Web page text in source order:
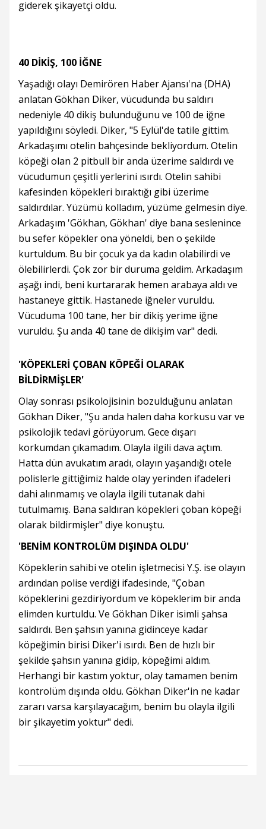
giderek şikayetçi oldu.
40 DİKİŞ, 100 İĞNE
Yaşadığı olayı Demirören Haber Ajansı'na (DHA)
anlatan Gökhan Diker, vücudunda bu saldırı
nedeniyle 40 dikiş bulunduğunu ve 100 de iğne
yapıldığını söyledi. Diker, "5 Eylül'de tatile gittim.
Arkadaşımı otelin bahçesinde bekliyordum. Otelin
köpeği olan 2 pitbull bir anda üzerime saldırdı ve
vücudumun çeşitli yerlerini ısırdı. Otelin sahibi
kafesinden köpekleri bıraktığı gibi üzerime
saldırdılar. Yüzümü kolladım, yüzüme gelmesin diye.
Arkadaşım 'Gökhan, Gökhan' diye bana seslenince
bu sefer köpekler ona yöneldi, ben o şekilde
kurtuldum. Bu bir çocuk ya da kadın olabilirdi ve
ölebilirlerdi. Çok zor bir duruma geldim. Arkadaşım
aşağı indi, beni kurtararak hemen arabaya aldı ve
hastaneye gittik. Hastanede iğneler vuruldu.
Vücuduma 100 tane, her bir dikiş yerime iğne
vuruldu. Şu anda 40 tane de dikişim var" dedi.
'KÖPEKLERİ ÇOBAN KÖPEĞİ OLARAK
BİLDİRMİŞLER'
Olay sonrası psikolojisinin bozulduğunu anlatan
Gökhan Diker, "Şu anda halen daha korkusu var ve
psikolojik tedavi görüyorum. Gece dışarı
korkumdan çıkamadım. Olayla ilgili dava açtım.
Hatta dün avukatım aradı, olayın yaşandığı otele
polislerle gittiğimiz halde olay yerinden ifadeleri
dahi alınmamış ve olayla ilgili tutanak dahi
tutulmamış. Bana saldıran köpekleri çoban köpeği
olarak bildirmişler" diye konuştu.
'BENİM KONTROLÜM DIŞINDA OLDU'
Köpeklerin sahibi ve otelin işletmecisi Y.Ş. ise olayın
ardından polise verdiği ifadesinde, "Çoban
köpeklerini gezdiriyordum ve köpeklerim bir anda
elimden kurtuldu. Ve Gökhan Diker isimli şahsa
saldırdı. Ben şahsın yanına gidinceye kadar
köpeğimin birisi Diker'i ısırdı. Ben de hızlı bir
şekilde şahsın yanına gidip, köpeğimi aldım.
Herhangi bir kastım yoktur, olay tamamen benim
kontrolüm dışında oldu. Gökhan Diker'in ne kadar
zararı varsa karşılayacağım, benim bu olayla ilgili
bir şikayetim yoktur" dedi.